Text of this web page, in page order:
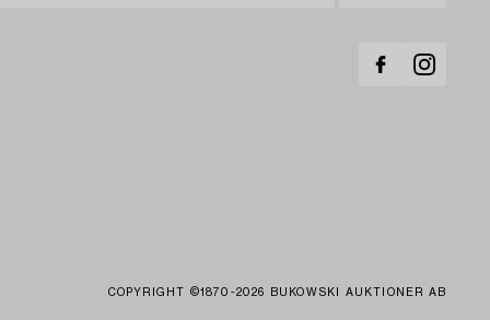
COPYRIGHT ©1870-2026 BUKOWSKI AUKTIONER AB